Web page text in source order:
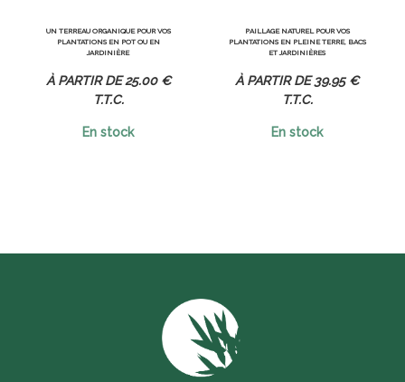
UN TERREAU ORGANIQUE POUR VOS
PLANTATIONS EN POT OU EN
JARDINIÈRE
25.00 €
T.T.C.
En stock
PAILLAGE NATUREL POUR VOS
PLANTATIONS EN PLEINE TERRE, BACS
ET JARDINIÈRES
39.95 €
T.T.C.
En stock